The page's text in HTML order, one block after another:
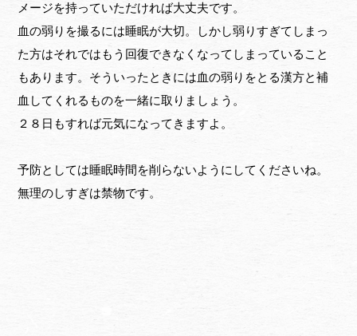
メージを持っていただければ大丈夫です。
血の弱りを撮るには睡眠が大切。しかし弱りすぎてしまっ
た方はそれではもう回復できなくなってしまっていること
もあります。そういったときには血の弱りをとる漢方と補
血してくれるものを一緒に取りましょう。
２８日もすれば元気になってきますよ。
予防としては睡眠時間を削らないようにしてくださいね。
無理のしすぎは禁物です。